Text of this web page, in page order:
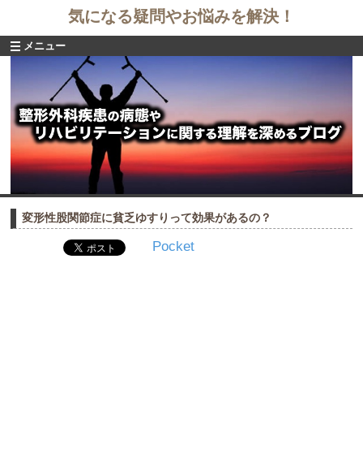
気になる疑問やお悩みを解決！
メニュー
変形性股関節症に貧乏ゆすりって効果があるの？
Pocket